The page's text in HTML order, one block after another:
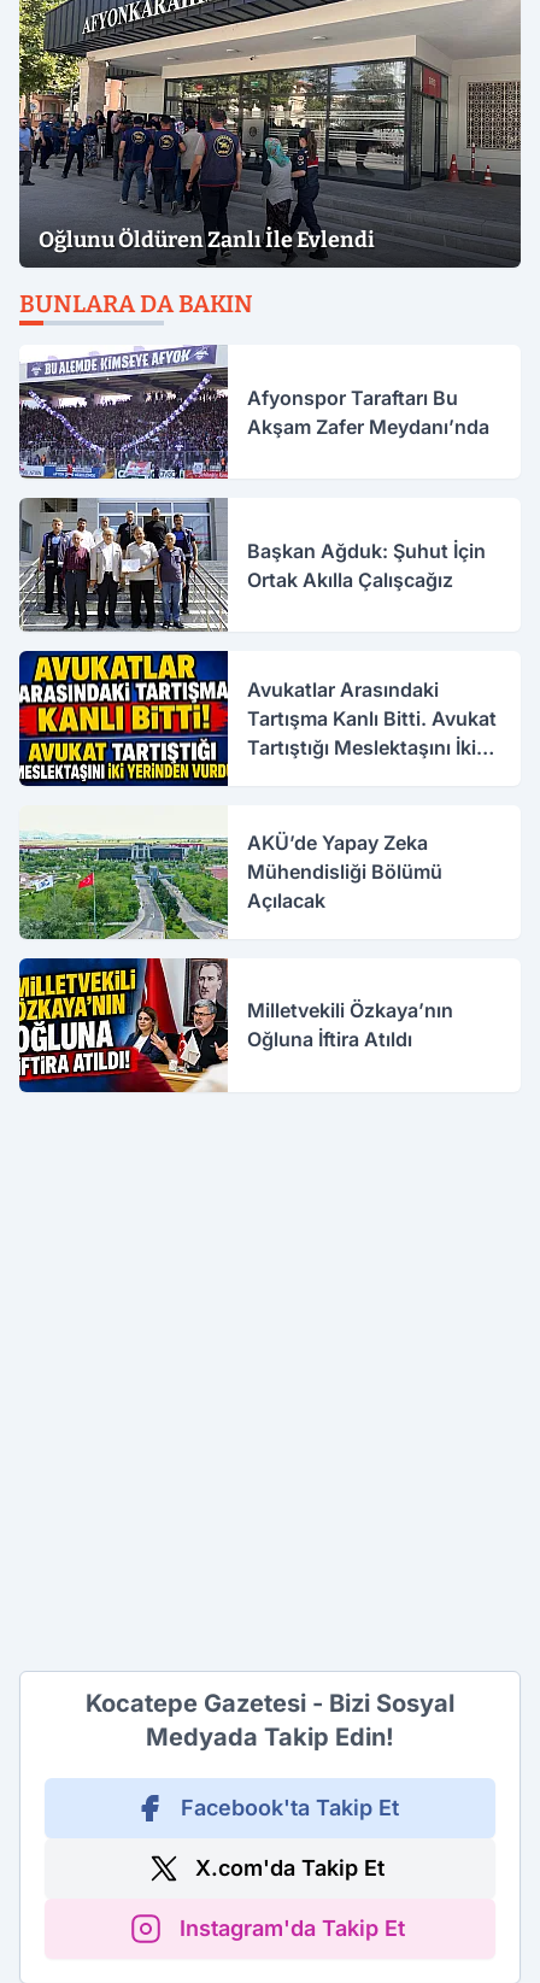
Oğlunu Öldüren Zanlı İle Evlendi
BUNLARA DA BAKIN
Afyonspor Taraftarı Bu
Akşam Zafer Meydanı’nda
Başkan Ağduk: Şuhut İçin
Ortak Akılla Çalışcağız
Avukatlar Arasındaki
Tartışma Kanlı Bitti. Avukat
Tartıştığı Meslektaşını İki
AKÜ’de Yapay Zeka
Mühendisliği Bölümü
Açılacak
Milletvekili Özkaya’nın
Oğluna İftira Atıldı
Kocatepe Gazetesi - Bizi Sosyal
Medyada Takip Edin!
Facebook'ta Takip Et
X.com'da Takip Et
Instagram'da Takip Et